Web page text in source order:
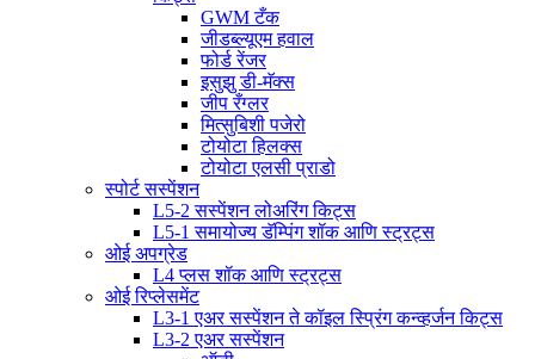
GWM टँक
जीडब्ल्यूएम हवाल
फोर्ड रेंजर
इसुझु डी-मॅक्स
जीप रँग्लर
मित्सुबिशी पजेरो
टोयोटा हिलक्स
टोयोटा एलसी प्राडो
स्पोर्ट सस्पेंशन
L5-2 सस्पेंशन लोअरिंग किट्स
L5-1 समायोज्य डॅम्पिंग शॉक आणि स्ट्रट्स
ओई अपग्रेड
L4 प्लस शॉक आणि स्ट्रट्स
ओई रिप्लेसमेंट
L3-1 एअर सस्पेंशन ते कॉइल स्प्रिंग कन्व्हर्जन किट्स
L3-2 एअर सस्पेंशन